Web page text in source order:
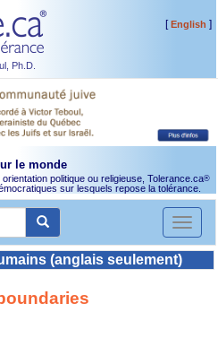
Ph.D.
[English ]
le monde
politique ou religieuse, Tolerance.ca®
sur lesquels repose la tolérance.
Toggle
(anglais seulement)